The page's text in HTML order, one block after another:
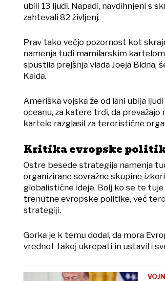
ubili 13 ljudi. Napadi, navdihnjeni s
zahtevali 82 življenj.
Prav tako večjo pozornost kot
namenja tudi mamilarskim
spustila prejšnja vlada Joeja Bidna,
Kaida.
Ameriška vojska že od lani ubija
oceanu, za katere trdi, da
kartele razglasil za teroristične
Kritika evropske
Ostre besede strategija namenja
organizirane sovražne skupine
globalistične ideje. Bolj ko se te
trenutne evropske politike, več
strategiji.
Gorka je k temu dodal, da mora
vrednot takoj ukrepati in ustaviti